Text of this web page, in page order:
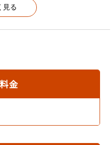
たお造り。
見る
金